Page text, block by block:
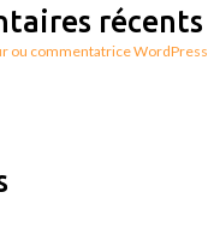
récents
ou commentatrice WordPress